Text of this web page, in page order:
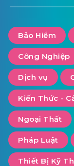
Bảo Hiểm
Công Nghiệp
Dịch vụ
Kiến Thức -
Ngoại Thất
Pháp Luật
Thiết Bị Kỹ